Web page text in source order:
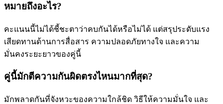
หมายถึงอะไร?
คะแนนนี้ไม่ได้ชี้ชะตาว่าคบกันได้หรือไม่ได้ แต่สรุประดับแรง
เสียดทานด้านการสื่อสาร ความปลอดภัยทางใจ และความ
มั่นคงระยะยาวของคู่นี้
คู่นี้มักตีความกันผิดตรงไหนมากที่สุด?
มักพลาดกันที่จังหวะของความใกล้ชิด วิธีให้ความมั่นใจ และ